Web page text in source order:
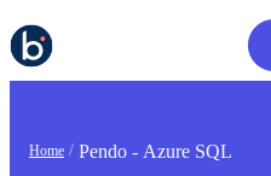
Home Pendo - Azure SQL